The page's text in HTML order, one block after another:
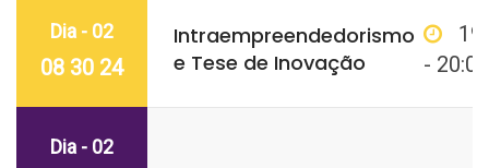
Dia - 02
08 30 24
Intraempreendedorismo
e Tese de Inovação
- 20:00
Dia - 02